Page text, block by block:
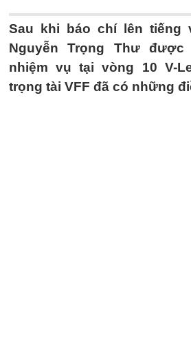
Sau khi báo chí lên tiếng
Nguyễn Trọng Thư
nhiệm vụ tại vòng 10 V-
trọng tài VFF đã có những